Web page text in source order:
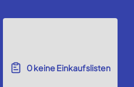
0keine Einkaufslisten